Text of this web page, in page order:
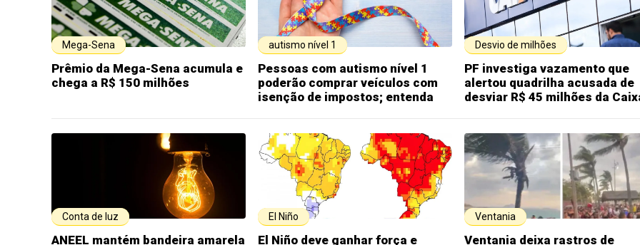
Mega-Sena
Prêmio da Mega-Sena acumula e
chega a R$ 150 milhões
autismo nível 1
Pessoas com autismo nível 1
poderão comprar veículos com
isenção de impostos; entenda
Desvio de milhões
PF investiga vazamento que
alertou quadrilha acusada de
desviar R$ 45 milhões da
Conta de luz
ANEEL mantém bandeira amarela
El Niño
El Niño deve ganhar força e
Ventania
Ventania deixa rastros de